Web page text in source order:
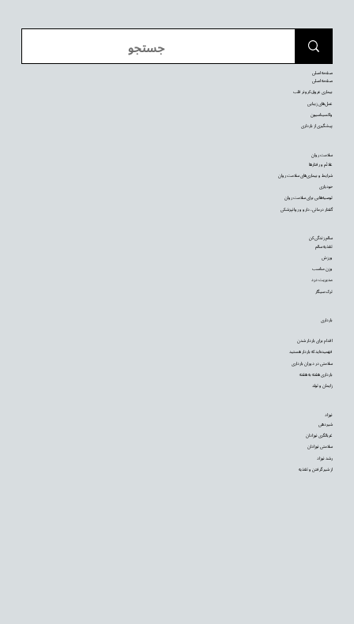
نوزاد
شیردهی
غربالگری نوزادان
سلامتی نوزادان
رشد نوزاد
از شیر گرفتن و تغذیه
بارداری
اقدام برای باردار شدن
فهمیده‌اید که باردار هستید
سلامتی در دوران بارداری
بارداری هفته به هفته
زایمان و تولد
سالم زندگی کن
تغذیه سالم
ورزش
وزن مناسب
مدیریت درد
ترک سیگار
سلامت روان
علائم و رفتارها
شرایط و بیماری‌های سلامت روان
خودیاری
توصیه‌‌هایی برای سلامت روان
گفتار درمانی، دارو و روانپزشکی
صفحه اصلی
صفحه اصلی
بیماری عروق کرونر قلب
عمل‌های زیبایی
واکسیناسیون
پیشگیری از بارداری